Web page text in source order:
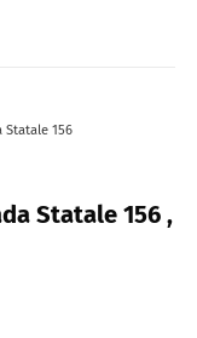
Statale 156
Statale 156 ,